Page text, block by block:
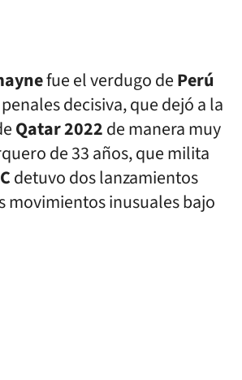
fue el verdugo dePerú
decisiva, que dejó a la
Qatar 2022de manera muy
de 33 años, que milita
detuvo dos lanzamientos
movimientos inusuales bajo